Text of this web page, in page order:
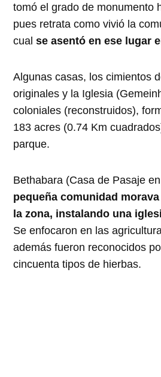
tomó el grado de monumento
pues retrata como vivió la
cual se asentó en ese lugar
Algunas casas, los cimientos
originales y la Iglesia
coloniales (reconstruidos),
183 acres (0.74 Km
parque.
Bethabara (Casa de Pasaje
pequeña comunidad
la zona, instalando una
Se enfocaron en las
además fueron reconocidos
cincuenta tipos de hierbas.